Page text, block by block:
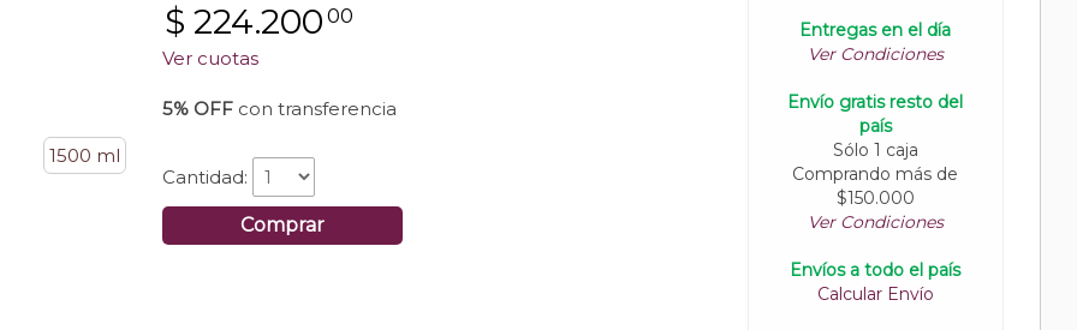
1500 ml
$ 224.200 00
Ver cuotas
5% OFFcon transferencia
Cantidad:
Comprar
Entregas en el día
Ver Condiciones
Envío gratis resto del
país
Sólo 1 caja
Comprando más de
$150.000
Ver Condiciones
Envíos a todo el país
Calcular Envío